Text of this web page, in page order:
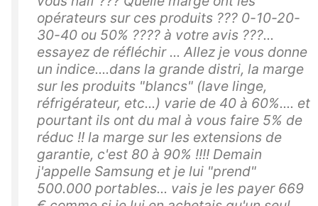
opérateurs sur ces produits ??? 0-10-20-
30-40 ou 50% ???? à votre avis ???...
essayez de réfléchir ... Allez je vous donne
un indice....dans la grande distri, la marge
sur les produits "blancs" (lave linge,
réfrigérateur, etc...) varie de 40 à 60%.... et
pourtant ils ont du mal à vous faire 5% de
réduc !! la marge sur les extensions de
garantie, c'est 80 à 90% !!!! Demain
j'appelle Samsung et je lui "prend"
500.000 portables... vais je les payer 669